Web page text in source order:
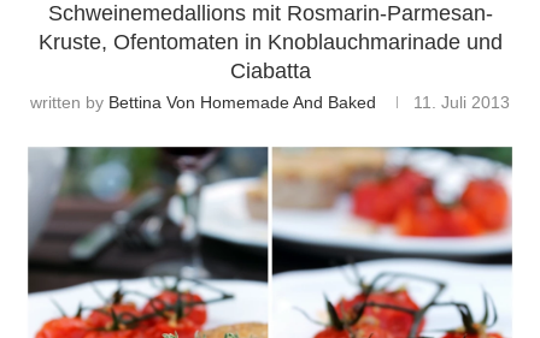
Schweinemedallions mit Rosmarin-Parmesan-
Kruste, Ofentomaten in Knoblauchmarinade und
Ciabatta
written by Bettina Von Homemade And Baked 11. Juli 2013